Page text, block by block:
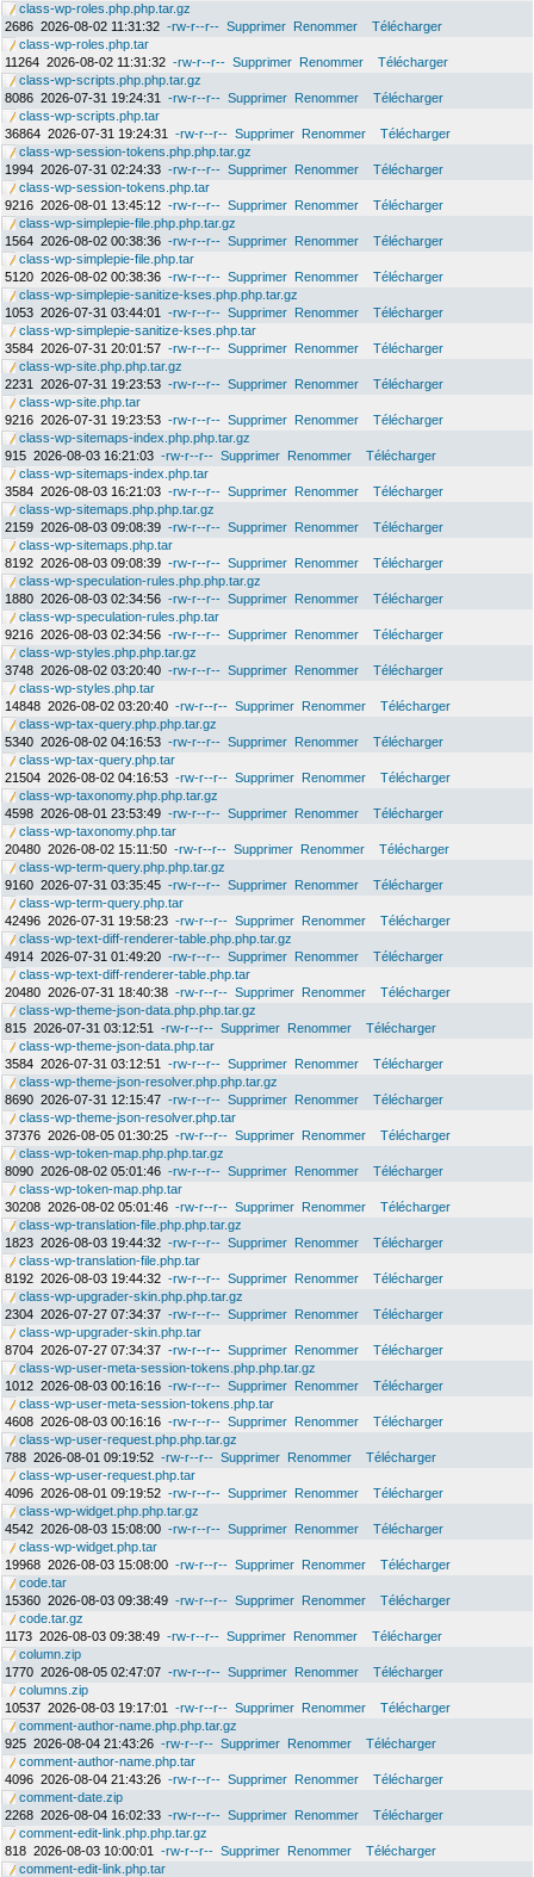
class-wp-roles.php.php.tar.gz
2686 2026-08-02 11:31:32 -rw-r--r-- Supprimer Renommer
Télécharger
class-wp-roles.php.tar
11264 2026-08-02 11:31:32 -rw-r--r-- Supprimer Renommer
Télécharger
class-wp-scripts.php.php.tar.gz
8086 2026-07-31 19:24:31 -rw-r--r-- Supprimer Renommer
Télécharger
class-wp-scripts.php.tar
36864 2026-07-31 19:24:31 -rw-r--r-- Supprimer Renommer
Télécharger
class-wp-session-tokens.php.php.tar.gz
1994 2026-07-31 02:24:33 -rw-r--r-- Supprimer Renommer
Télécharger
class-wp-session-tokens.php.tar
9216 2026-08-01 13:45:12 -rw-r--r-- Supprimer Renommer
Télécharger
class-wp-simplepie-file.php.php.tar.gz
1564 2026-08-02 00:38:36 -rw-r--r-- Supprimer Renommer
Télécharger
class-wp-simplepie-file.php.tar
5120 2026-08-02 00:38:36 -rw-r--r-- Supprimer Renommer
Télécharger
class-wp-simplepie-sanitize-kses.php.php.tar.gz
1053 2026-07-31 03:44:01 -rw-r--r-- Supprimer Renommer
Télécharger
class-wp-simplepie-sanitize-kses.php.tar
3584 2026-07-31 20:01:57 -rw-r--r-- Supprimer Renommer
Télécharger
class-wp-site.php.php.tar.gz
2231
2026-07-31 19:23:53 -rw-r--r-- Supprimer Renommer
Télécharger
class-wp-site.php.tar
9216 2026-07-31 19:23:53 -rw-r--r-- Supprimer Renommer
Télécharger
class-wp-sitemaps-index.php.php.tar.gz
915 2026-08-03 16:21:03 -rw-r--r-- Supprimer Renommer
Télécharger
class-wp-sitemaps-index.php.tar
3584 2026-08-03 16:21:03 -rw-r--r-- Supprimer Renommer
Télécharger
class-wp-sitemaps.php.php.tar.gz
2159 2026-08-03 09:08:39 -rw-r--r-- Supprimer Renommer
Télécharger
class-wp-sitemaps.php.tar
8192 2026-08-03 09:08:39 -rw-r--r-- Supprimer Renommer
Télécharger
class-wp-speculation-rules.php.php.tar.gz
1880 2026-08-03 02:34:56 -rw-r--r-- Supprimer Renommer
Télécharger
class-wp-speculation-rules.php.tar
9216 2026-08-03 02:34:56 -rw-r--r-- Supprimer Renommer
Télécharger
class-wp-styles.php.php.tar.gz
3748 2026-08-02 03:20:40 -rw-r--r-- Supprimer Renommer
Télécharger
class-wp-styles.php.tar
14848 2026-08-02 03:20:40 -rw-r--r-- Supprimer Renommer
Télécharger
class-wp-tax-query.php.php.tar.gz
5340 2026-08-02 04:16:53 -rw-r--r-- Supprimer Renommer
Télécharger
class-wp-tax-query.php.tar
21504 2026-08-02 04:16:53 -rw-r--r-- Supprimer Renommer
Télécharger
class-wp-taxonomy.php.php.tar.gz
4598 2026-08-01 23:53:49 -rw-r--r-- Supprimer Renommer
Télécharger
class-wp-taxonomy.php.tar
20480 2026-08-02 15:11:50 -rw-r--r-- Supprimer Renommer
Télécharger
class-wp-term-query.php.php.tar.gz
9160 2026-07-31 03:35:45 -rw-r--r-- Supprimer Renommer
Télécharger
class-wp-term-query.php.tar
42496 2026-07-31 19:58:23 -rw-r--r-- Supprimer Renommer
Télécharger
class-wp-text-diff-renderer-table.php.php.tar.gz
4914 2026-07-31 01:49:20 -rw-r--r-- Supprimer Renommer
Télécharger
class-wp-text-diff-renderer-table.php.tar
20480 2026-07-31 18:40:38 -rw-r--r-- Supprimer Renommer
Télécharger
class-wp-theme-json-data.php.php.tar.gz
815 2026-07-31 03:12:51 -rw-r--r-- Supprimer Renommer
Télécharger
class-wp-theme-json-data.php.tar
3584 2026-07-31 03:12:51 -rw-r--r-- Supprimer Renommer
Télécharger
class-wp-theme-json-resolver.php.php.tar.gz
8690 2026-07-31 12:15:47 -rw-r--r-- Supprimer Renommer
Télécharger
class-wp-theme-json-resolver.php.tar
37376 2026-08-05 01:30:25 -rw-r--r-- Supprimer Renommer
Télécharger
class-wp-token-map.php.php.tar.gz
8090 2026-08-02 05:01:46 -rw-r--r-- Supprimer Renommer
Télécharger
class-wp-token-map.php.tar
30208 2026-08-02 05:01:46 -rw-r--r-- Supprimer Renommer
Télécharger
class-wp-translation-file.php.php.tar.gz
1823 2026-08-03 19:44:32 -rw-r--r-- Supprimer Renommer
Télécharger
class-wp-translation-file.php.tar
8192 2026-08-03 19:44:32 -rw-r--r-- Supprimer Renommer
Télécharger
class-wp-upgrader-skin.php.php.tar.gz
2304 2026-07-27 07:34:37 -rw-r--r-- Supprimer Renommer
Télécharger
class-wp-upgrader-skin.php.tar
8704 2026-07-27 07:34:37 -rw-r--r-- Supprimer Renommer
Télécharger
class-wp-user-meta-session-tokens.php.php.tar.gz
1012 2026-08-03 00:16:16 -rw-r--r-- Supprimer Renommer
Télécharger
class-wp-user-meta-session-tokens.php.tar
4608 2026-08-03 00:16:16 -rw-r--r-- Supprimer Renommer
Télécharger
class-wp-user-request.php.php.tar.gz
788 2026-08-01 09:19:52 -rw-r--r-- Supprimer Renommer
Télécharger
class-wp-user-request.php.tar
4096 2026-08-01 09:19:52 -rw-r--r-- Supprimer Renommer
Télécharger
class-wp-widget.php.php.tar.gz
4542 2026-08-03 15:08:00 -rw-r--r-- Supprimer Renommer
Télécharger
class-wp-widget.php.tar
19968 2026-08-03 15:08:00 -rw-r--r-- Supprimer Renommer
Télécharger
code.tar
15360 2026-08-03 09:38:49 -rw-r--r-- Supprimer Renommer
Télécharger
code.tar.gz
1173 2026-08-03 09:38:49 -rw-r--r-- Supprimer Renommer
Télécharger
column.zip
1770 2026-08-05 02:47:07 -rw-r--r-- Supprimer Renommer
Télécharger
columns.zip
10537 2026-08-03 19:17:01 -rw-r--r-- Supprimer Renommer
Télécharger
comment-author-name.php.php.tar.gz
925 2026-08-04 21:43:26 -rw-r--r-- Supprimer Renommer
Télécharger
comment-author-name.php.tar
4096 2026-08-04 21:43:26 -rw-r--r-- Supprimer Renommer
Télécharger
comment-date.zip
2268 2026-08-04 16:02:33 -rw-r--r-- Supprimer Renommer
Télécharger
comment-edit-link.php.php.tar.gz
818 2026-08-03 10:00:01 -rw-r--r-- Supprimer Renommer
Télécharger
comment-edit-link.php.tar